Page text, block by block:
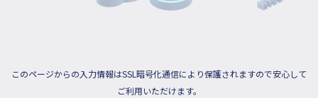
このページからの入力情報はSSL暗号化通信により保護されますので安心して
ご利用いただけます。